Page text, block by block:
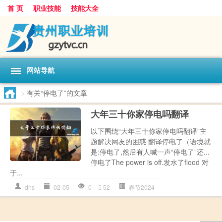
首 页 职业技能 技能大全
网站导航
> 有关“停电了”的文章
大年三十你家停电吗翻译
以下围绕“大年三十你家停电吗翻译”主
题解决网友的困惑 翻译停电了（语境就
是:停电了,然后有人喊一声“停电了”还...
停电了The power is off.发水了flood 对
于...
dns 02-05 0 52 春节2024